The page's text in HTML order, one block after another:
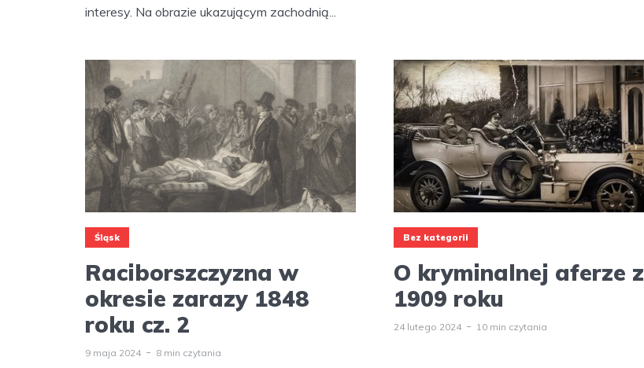
interesy. Na obrazie ukazującym zachodnią...
Śląsk
Raciborszczyzna w
okresie zarazy 1848
roku cz. 2
9 maja 2024 8 min czytania
Bez kategorii
O kryminalnej aferze z
1909 roku
24 lutego 2024 10 min czytania